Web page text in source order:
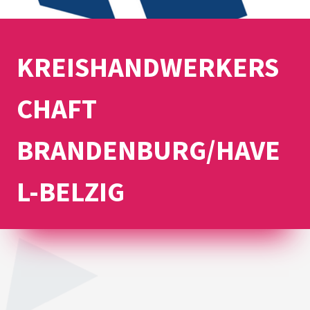
KREISHANDWERKERS
CHAFT
BRANDENBURG/HAVE
L-BELZIG